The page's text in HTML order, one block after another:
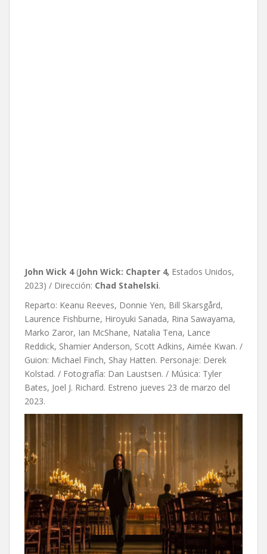
John Wick 4 (John Wick: Chapter 4, Estados Unidos,
2023) / Dirección: Chad Stahelski.
Reparto: Keanu Reeves, Donnie Yen, Bill Skarsgård,
Laurence Fishburne, Hiroyuki Sanada, Rina Sawayama,
Marko Zaror, Ian McShane, Natalia Tena, Lance
Reddick, Shamier Anderson, Scott Adkins, Aimée Kwan. /
Guion: Michael Finch, Shay Hatten. Personaje: Derek
Kolstad. / Fotografía: Dan Laustsen. / Música: Tyler
Bates, Joel J. Richard. Estreno jueves 23 de marzo del
2023.